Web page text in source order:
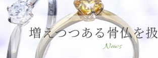
増えつつある骨仏を
News